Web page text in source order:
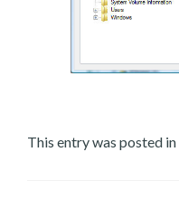
This entry was posted in